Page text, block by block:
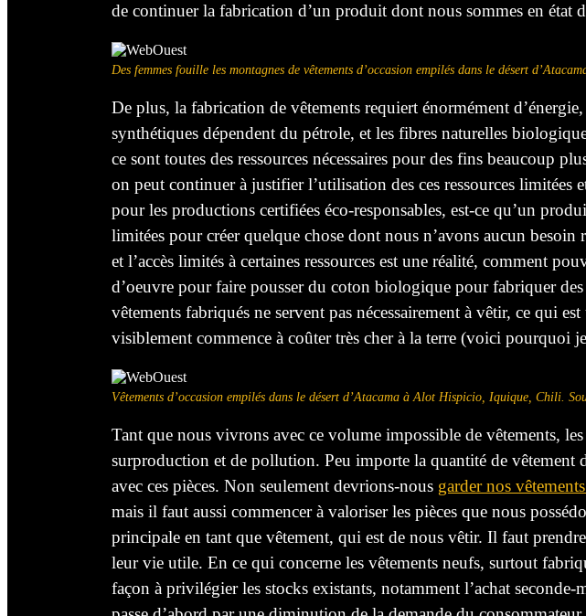
de continuer la fabrication d’un produit dont nous sommes en état
Des femmes fouille les montagnes de vêtements d’occasion empilés dans le désert
De plus, la fabrication de vêtements requiert énormément
synthétiques dépendent du pétrole, et les fibres naturelles
ce sont toutes des ressources nécessaires pour des fins beaucoup
on peut continuer à justifier l’utilisation des ces ressources limitées
pour les productions certifiées éco-responsables, est-ce qu’un
limitées pour créer quelque chose dont nous n’avons aucun besoin
et l’accès limités à certaines ressources est une réalité, comment
d’oeuvre pour faire pousserdu coton biologique pourfabriquerdes
vêtements fabriqués ne servent pas nécessairement à vêtir, ce qui
visiblement commence à coûtertrès cher à la terre (voici pourquoi je
Vêtements d’occasion empilés dans le désert d’Atacama à Alot Hispicio, Iquique, Chili.
Tant que nous vivrons avec ce volume impossible de vêtements,
surproduction et de pollution. Peu importe la quantité de vêtement
avec ces pièces. Non seulement devrions-nous garder nos
mais il faut aussi commencerà valoriser les pièces que nous
principale en tant que vêtement, qui est de nous vêtir. Il faut
leur vie utile. En ce qui concerne les vêtements neufs, surtout
façon à privilégier les stocks existants, notamment l’achat seconde-